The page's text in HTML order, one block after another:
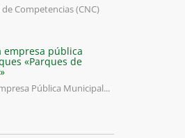
Competencias (CNC)
empresa pública
«Parques de
Pública Municipal...